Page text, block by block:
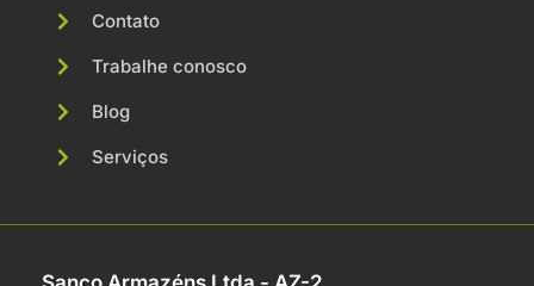
Contato
Trabalhe conosco
Blog
Serviços